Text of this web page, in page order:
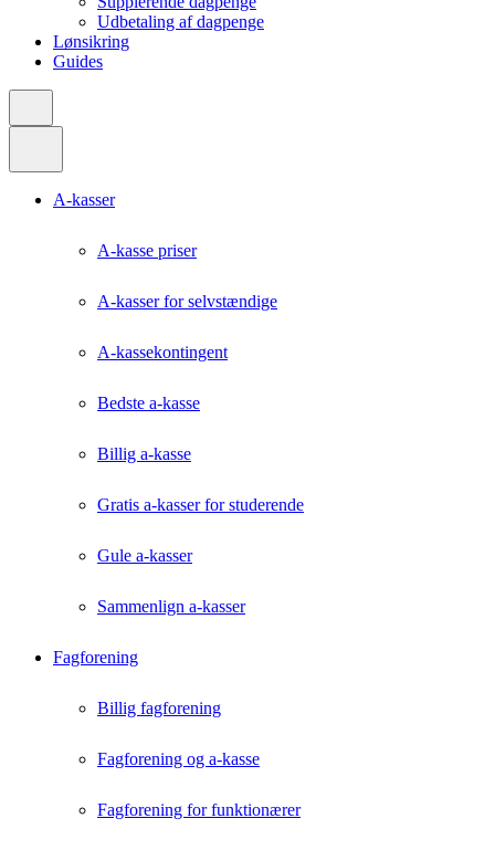
Udbetaling af dagpenge
Lønsikring
Guides
A-kasser
A-kasse priser
A-kasser for selvstændige
A-kassekontingent
Bedste a-kasse
Billig a-kasse
Gratis a-kasser for studerende
Gule a-kasser
Sammenlign a-kasser
Fagforening
Billig fagforening
Fagforening og a-kasse
Fagforening for funktionærer